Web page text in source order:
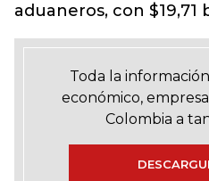
aduaneros, con $19,71
Toda la
económico,
Colombia a